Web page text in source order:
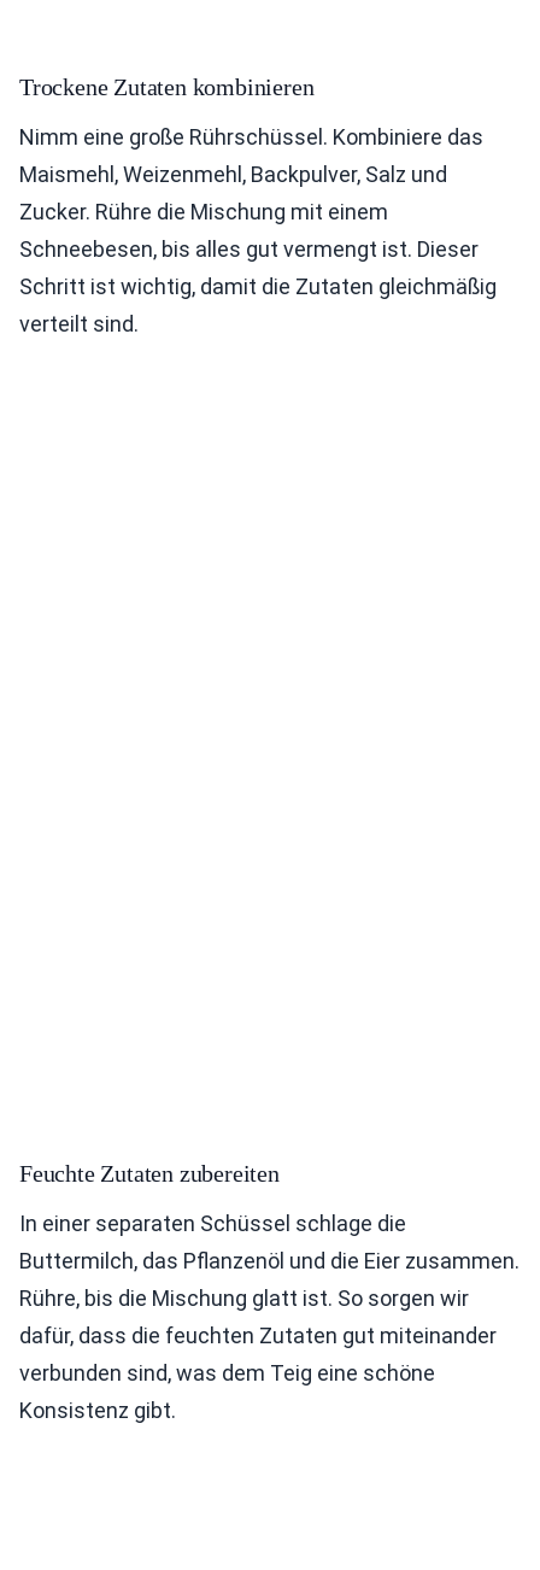
Trockene Zutaten kombinieren
Nimm eine große Rührschüssel. Kombiniere das
Maismehl, Weizenmehl, Backpulver, Salz und
Zucker. Rühre die Mischung mit einem
Schneebesen, bis alles gut vermengt ist. Dieser
Schritt ist wichtig, damit die Zutaten gleichmäßig
verteilt sind.
Feuchte Zutaten zubereiten
In einer separaten Schüssel schlage die
Buttermilch, das Pflanzenöl und die Eier zusammen.
Rühre, bis die Mischung glatt ist. So sorgen wir
dafür, dass die feuchten Zutaten gut miteinander
verbunden sind, was dem Teig eine schöne
Konsistenz gibt.